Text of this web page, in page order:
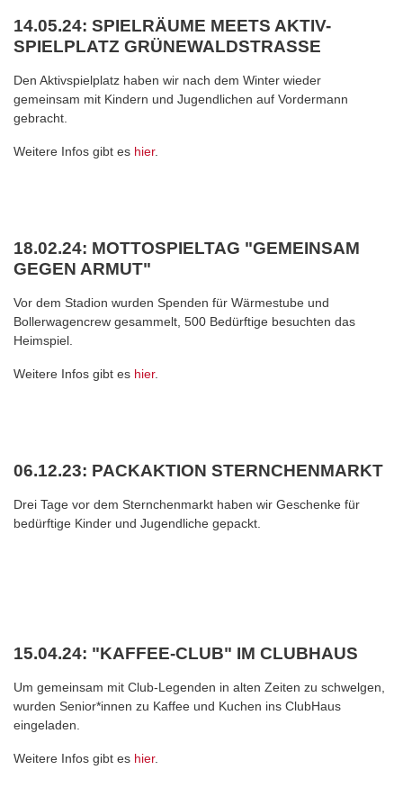
14.05.24: SPIELRÄUME MEETS AKTIV-
SPIELPLATZ GRÜNEWALDSTRASSE
Den Aktivspielplatz haben wir nach dem Winter wieder
gemeinsam mit Kindern und Jugendlichen auf Vordermann
gebracht.
Weitere Infos gibt es hier.
18.02.24: MOTTOSPIELTAG "GEMEINSAM
GEGEN ARMUT"
Vor dem Stadion wurden Spenden für Wärmestube und
Bollerwagencrew gesammelt, 500 Bedürftige besuchten das
Heimspiel.
Weitere Infos gibt es hier.
06.12.23: PACKAKTION STERNCHENMARKT
Drei Tage vor dem Sternchenmarkt haben wir Geschenke für
bedürftige Kinder und Jugendliche gepackt.
15.04.24: "KAFFEE-CLUB" IM CLUBHAUS
Um gemeinsam mit Club-Legenden in alten Zeiten zu schwelgen,
wurden Senior*innen zu Kaffee und Kuchen ins ClubHaus
eingeladen.
Weitere Infos gibt es hier.